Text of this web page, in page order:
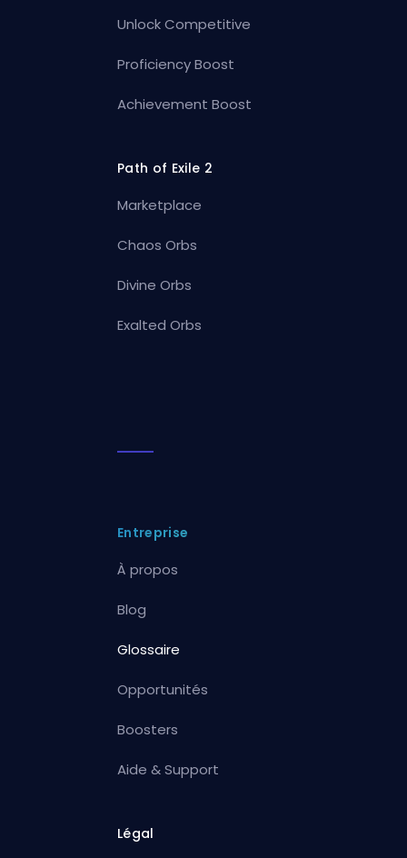
Unlock Competitive
Proficiency Boost
Achievement Boost
Path of Exile 2
Marketplace
Chaos Orbs
Divine Orbs
Exalted Orbs
Entreprise
À propos
Blog
Glossaire
Opportunités
Boosters
Aide & Support
Légal